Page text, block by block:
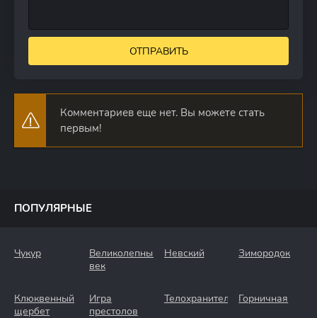
ОТПРАВИТЬ
Комментариев еще нет. Вы можете стать
первым!
ПОПУЛЯРНЫЕ
Чукур
Великолепный
век
Невский Зимородок
Клюквенный
щербет
Игра
престолов
Телохранители Горничная